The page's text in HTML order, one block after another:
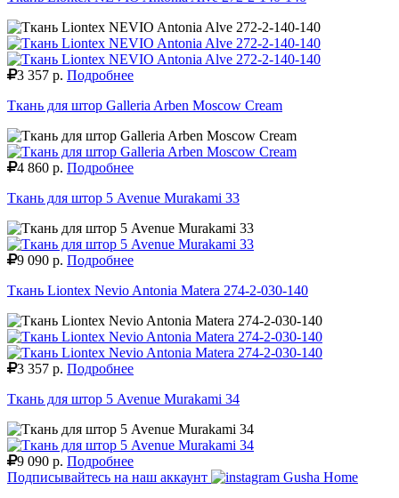
3 357 р. Подробнее
Ткань для штор Galleria Arben Moscow Cream
4 860 р. Подробнее
Ткань для штор 5 Avenue Murakami 33
9 090 р. Подробнее
Ткань Liontex Nevio Antonia Matera 274-2-030-140
3 357 р. Подробнее
Ткань для штор 5 Avenue Murakami 34
9 090 р. Подробнее
Подписывайтесь на наш аккаунт
Gusha Home